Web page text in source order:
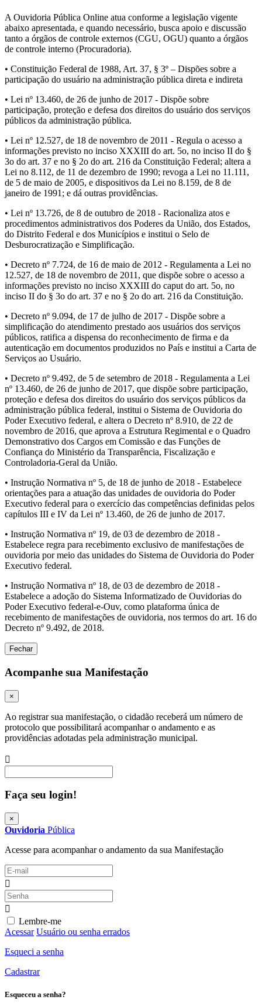
A Ouvidoria Pública Online atua conforme a legislação vigente
abaixo apresentada, e quando necessário, busca apoio e discussão
tanto a órgãos de controle externos (CGU, OGU) quanto a órgãos
de controle interno (Procuradoria).
• Constituição Federal de 1988, Art. 37, § 3º – Dispões sobre a
participação do usuário na administração pública direta e indireta
• Lei nº 13.460, de 26 de junho de 2017 - Dispõe sobre
participação, proteção e defesa dos direitos do usuário dos serviços
públicos da administração pública.
• Lei nº 12.527, de 18 de novembro de 2011 - Regula o acesso a
informações previsto no inciso XXXIII do art. 5o, no inciso II do §
3o do art. 37 e no § 2o do art. 216 da Constituição Federal; altera a
Lei no 8.112, de 11 de dezembro de 1990; revoga a Lei no 11.111,
de 5 de maio de 2005, e dispositivos da Lei no 8.159, de 8 de
janeiro de 1991; e dá outras providências.
• Lei nº 13.726, de 8 de outubro de 2018 - Racionaliza atos e
procedimentos administrativos dos Poderes da União, dos Estados,
do Distrito Federal e dos Municípios e institui o Selo de
Desburocratização e Simplificação.
• Decreto nº 7.724, de 16 de maio de 2012 - Regulamenta a Lei no
12.527, de 18 de novembro de 2011, que dispõe sobre o acesso a
informações previsto no inciso XXXIII do caput do art. 5o, no
inciso II do § 3o do art. 37 e no § 2o do art. 216 da Constituição.
• Decreto nº 9.094, de 17 de julho de 2017 - Dispõe sobre a
simplificação do atendimento prestado aos usuários dos serviços
públicos, ratifica a dispensa do reconhecimento de firma e da
autenticação em documentos produzidos no País e institui a Carta de
Serviços ao Usuário.
• Decreto nº 9.492, de 5 de setembro de 2018 - Regulamenta a Lei
nº 13.460, de 26 de junho de 2017, que dispõe sobre participação,
proteção e defesa dos direitos do usuário dos serviços públicos da
administração pública federal, institui o Sistema de Ouvidoria do
Poder Executivo federal, e altera o Decreto nº 8.910, de 22 de
novembro de 2016, que aprova a Estrutura Regimental e o Quadro
Demonstrativo dos Cargos em Comissão e das Funções de
Confiança do Ministério da Transparência, Fiscalização e
Controladoria-Geral da União.
• Instrução Normativa nº 5, de 18 de junho de 2018 - Estabelece
orientações para a atuação das unidades de ouvidoria do Poder
Executivo federal para o exercício das competências definidas pelos
capítulos III e IV da Lei nº 13.460, de 26 de junho de 2017.
• Instrução Normativa nº 19, de 03 de dezembro de 2018 -
Estabelece regra para recebimento exclusivo de manifestações de
ouvidoria por meio das unidades do Sistema de Ouvidoria do Poder
Executivo federal.
• Instrução Normativa nº 18, de 03 de dezembro de 2018 -
Estabelece a adoção do Sistema Informatizado de Ouvidorias do
Poder Executivo federal-e-Ouv, como plataforma única de
recebimento de manifestações de ouvidoria, nos termos do art. 16 do
Decreto nº 9.492, de 2018.
Fechar
Acompanhe sua Manifestação
×
Ao registrar sua manifestação, o cidadão receberá um número de
protocolo que possibilitará acompanhar o andamento e as
providências adotadas pela administração municipal.
Faça seu login!
×
Ouvidoria Pública
Acesse para acompanhar o andamento da sua Manifestação
Lembre-me
Acessar Usuário ou senha errados
Esqueci a senha
Cadastrar
Esqueceu a senha?